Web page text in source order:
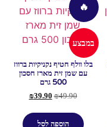
🔥
במבצע
בלו וולף חטיף נקניקיות ברווז
עם שמן זית מארז חסכון
500 גרם
₪49.90
₪39.90
הוספה לסל